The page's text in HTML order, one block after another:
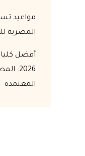
مواعيد
المصرية
أفضل
2026:
المعتمدة